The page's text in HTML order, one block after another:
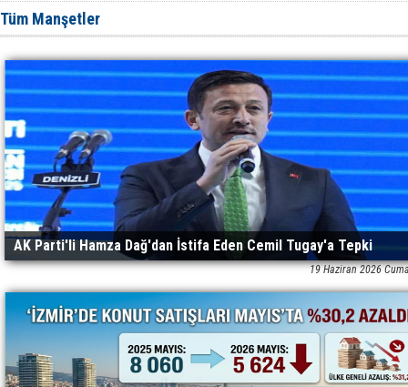
Aliağa-
Yaz
Tüm Manşetler
AK Parti'li Hamza Dağ'dan İstifa Eden Cemil Tugay'a Tepki
19 Haziran 2026